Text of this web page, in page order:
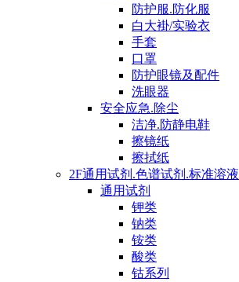
防护服.防化服
白大褂/实验衣
手套
口罩
防护眼镜及配件
洗眼器
安全应急.除尘
洁净.防静电鞋
擦镜纸
擦拭纸
2F通用试剂.色谱试剂.标准溶液
通用试剂
钾类
钠类
铵类
酸类
钴系列